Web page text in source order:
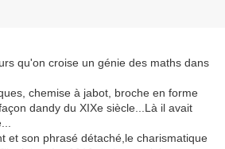
qu'on croise un génie des maths dans
chemise à jabot, broche en forme
dandy du XIXe siècle...Là il avait
et son phrasé détaché,le charismatique